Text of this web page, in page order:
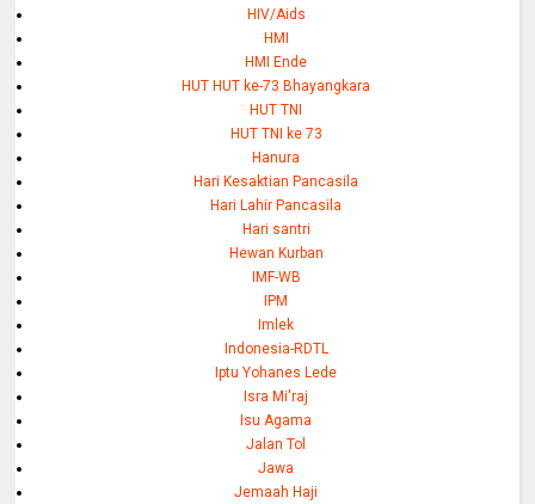
HIV/Aids
HMI
HMI Ende
HUT HUT ke-73 Bhayangkara
HUT TNI
HUT TNI ke 73
Hanura
Hari Kesaktian Pancasila
Hari Lahir Pancasila
Hari santri
Hewan Kurban
IMF-WB
IPM
Imlek
Indonesia-RDTL
Iptu Yohanes Lede
Isra Mi'raj
Isu Agama
Jalan Tol
Jawa
Jemaah Haji